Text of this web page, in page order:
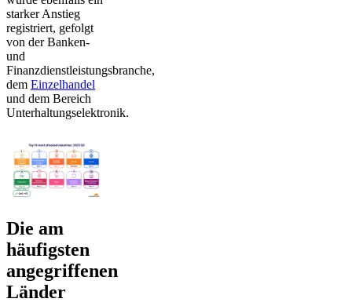
starker Anstieg
registriert, gefolgt
von der Banken-
und
Finanzdienstleistungsbranche,
dem Einzelhandel
und dem Bereich
Unterhaltungselektronik.
Die am
häufigsten
angegriffenen
Länder